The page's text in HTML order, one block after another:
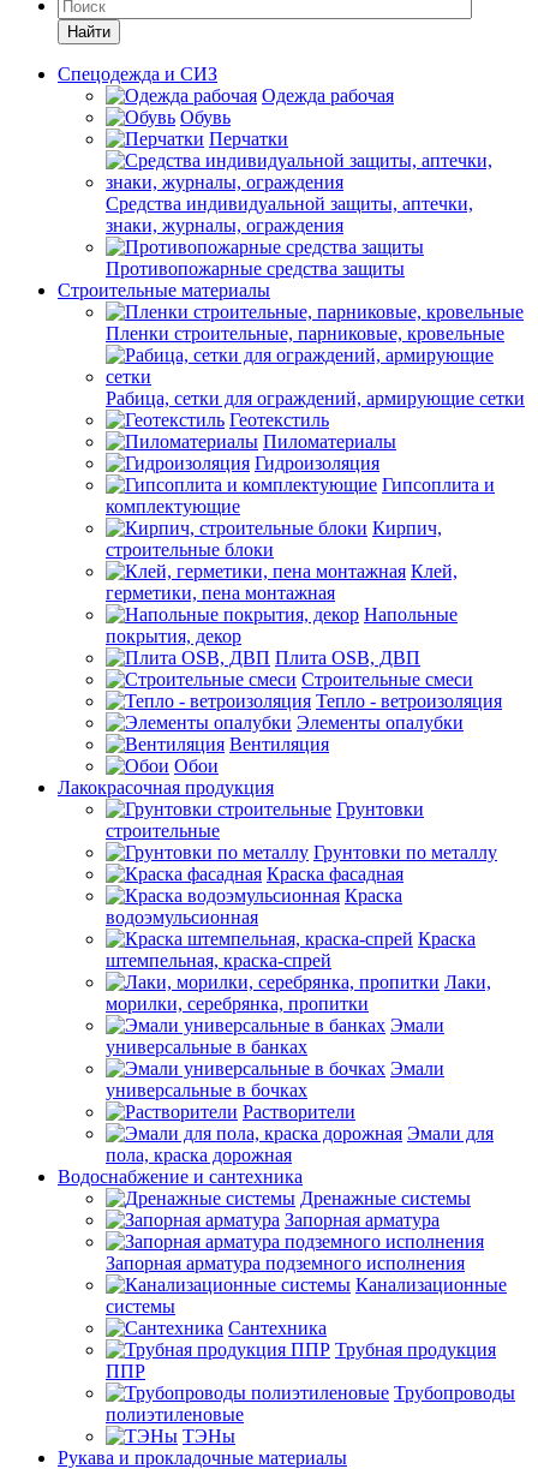
Найти
Спецодежда и СИЗ
Одежда рабочая
Обувь
Перчатки
Средства индивидуальной защиты, аптечки,
знаки, журналы, ограждения
Противопожарные средства защиты
Строительные материалы
Пленки строительные, парниковые, кровельные
Рабица, сетки для ограждений, армирующие сетки
Геотекстиль
Пиломатериалы
Гидроизоляция
Гипсоплита и
комплектующие
Кирпич,
строительные блоки
Клей,
герметики, пена монтажная
Напольные
покрытия, декор
Плита OSB, ДВП
Строительные смеси
Тепло - ветроизоляция
Элементы опалубки
Вентиляция
Обои
Лакокрасочная продукция
Грунтовки
строительные
Грунтовки по металлу
Краска фасадная
Краска
водоэмульсионная
Краска
штемпельная, краска-спрей
Лаки,
морилки, серебрянка, пропитки
Эмали
универсальные в банках
Эмали
универсальные в бочках
Растворители
Эмали для
пола, краска дорожная
Водоснабжение и сантехника
Дренажные системы
Запорная арматура
Запорная арматура подземного исполнения
Канализационные
системы
Сантехника
Трубная продукция
ППР
Трубопроводы
полиэтиленовые
ТЭНы
Рукава и прокладочные материалы